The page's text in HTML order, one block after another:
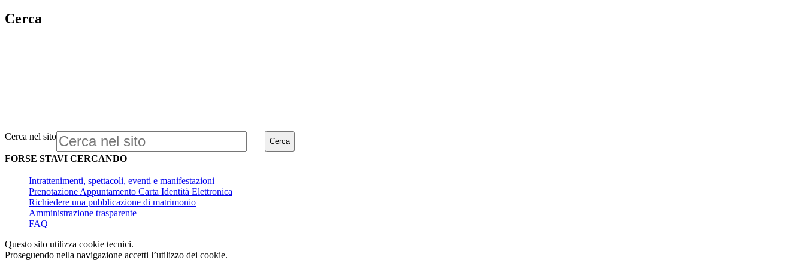
Cerca
Cerca nel sito Cerca
FORSE STAVI CERCANDO
Intrattenimenti, spettacoli, eventi e manifestazioni
Prenotazione Appuntamento Carta Identità Elettronica
Richiedere una pubblicazione di matrimonio
Amministrazione trasparente
FAQ
Questo sito utilizza cookie tecnici.
Proseguendo nella navigazione accetti l’utilizzo dei cookie.